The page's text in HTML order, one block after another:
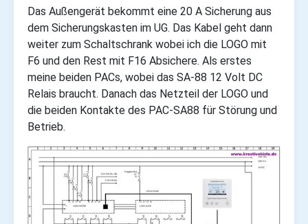
Das Außengerät bekommt eine 20 A Sicherung aus
dem Sicherungskasten im UG. Das Kabel geht dann
weiter zum Schaltschrank wobei ich die LOGO mit
F6 und den Rest mit F16 Absichere. Als erstes
meine beiden PACs, wobei das SA-88 12 Volt DC
Relais braucht. Danach das Netzteil der LOGO und
die beiden Kontakte des PAC-SA88 für Störung und
Betrieb.